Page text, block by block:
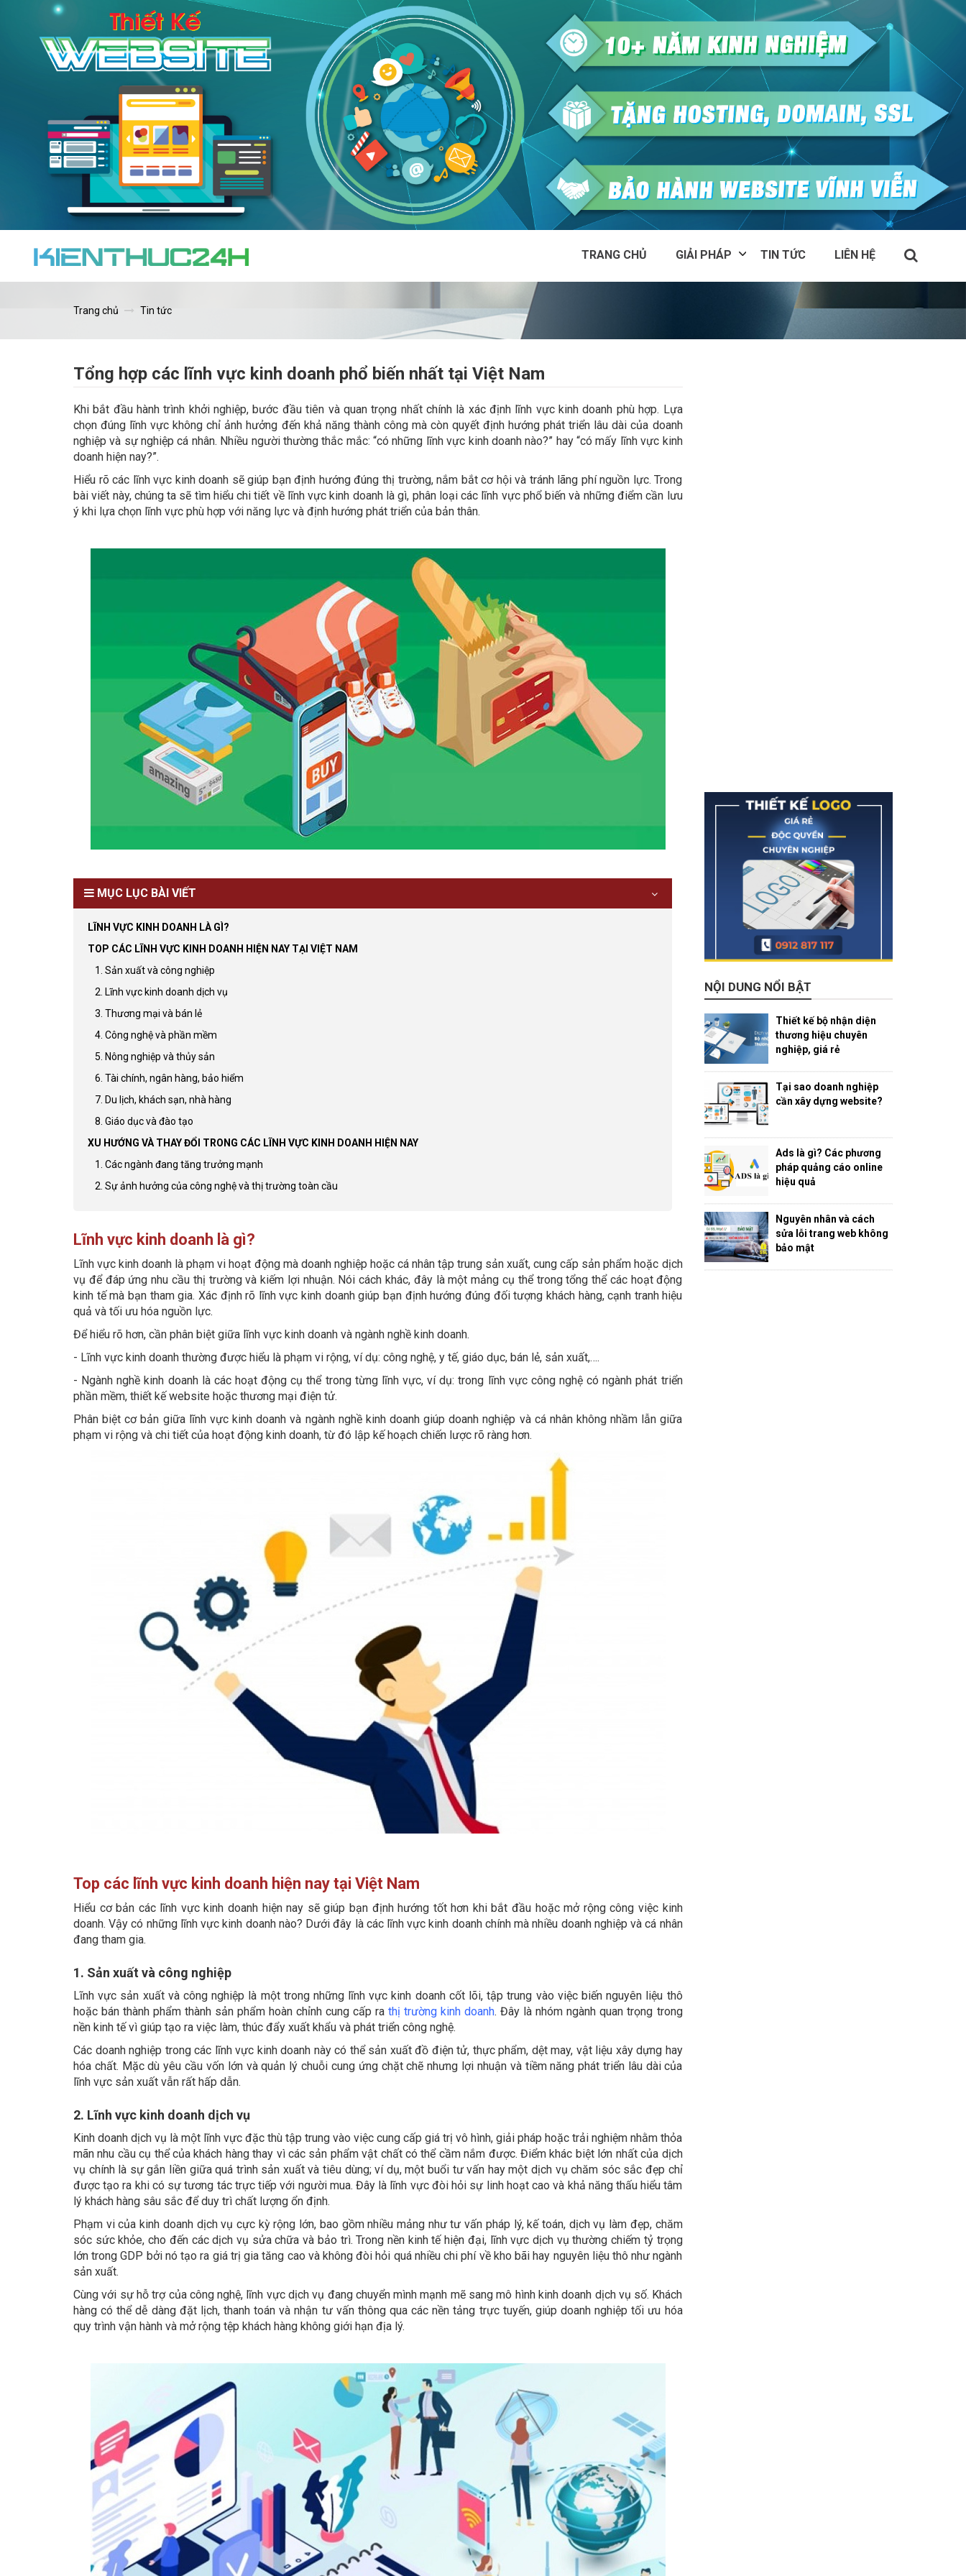
TRANG CHỦ GIẢI PHÁP TIN TỨC LIÊN HỆ
Trang chủ Tin tức
Tổng hợp các lĩnh vực kinh doanh phổ biến nhất tại Việt Nam
Khi bắt đầu hành trình khởi nghiệp, bước đầu tiên và quan trọng nhất chính là xác định lĩnh vực kinh doanh phù hợp. Lựa
chọn đúng lĩnh vực không chỉ ảnh hưởng đến khả năng thành công mà còn quyết định hướng phát triển lâu dài của doanh
nghiệp và sự nghiệp cá nhân. Nhiều người thường thắc mắc: “có những lĩnh vực kinh doanh nào?” hay “có mấy lĩnh vực kinh
doanh hiện nay?”.
Hiểu rõ các lĩnh vực kinh doanh sẽ giúp bạn định hướng đúng thị trường, nắm bắt cơ hội và tránh lãng phí nguồn lực. Trong
bài viết này, chúng ta sẽ tìm hiểu chi tiết về lĩnh vực kinh doanh là gì, phân loại các lĩnh vực phổ biến và những điểm cần lưu
ý khi lựa chọn lĩnh vực phù hợp với năng lực và định hướng phát triển của bản thân.
MỤC LỤC BÀI VIẾT
LĨNH VỰC KINH DOANH LÀ GÌ?
TOP CÁC LĨNH VỰC KINH DOANH HIỆN NAY TẠI VIỆT NAM
1. Sản xuất và công nghiệp
2. Lĩnh vực kinh doanh dịch vụ
3. Thương mại và bán lẻ
4. Công nghệ và phần mềm
5. Nông nghiệp và thủy sản
6. Tài chính, ngân hàng, bảo hiểm
7. Du lịch, khách sạn, nhà hàng
8. Giáo dục và đào tạo
XU HƯỚNG VÀ THAY ĐỔI TRONG CÁC LĨNH VỰC KINH DOANH HIỆN NAY
1. Các ngành đang tăng trưởng mạnh
2. Sự ảnh hưởng của công nghệ và thị trường toàn cầu
Lĩnh vực kinh doanh là gì?
Lĩnh vực kinh doanh là phạm vi hoạt động mà doanh nghiệp hoặc cá nhân tập trung sản xuất, cung cấp sản phẩm hoặc dịch
vụ để đáp ứng nhu cầu thị trường và kiếm lợi nhuận. Nói cách khác, đây là một mảng cụ thể trong tổng thể các hoạt động
kinh tế mà bạn tham gia. Xác định rõ lĩnh vực kinh doanh giúp bạn định hướng đúng đối tượng khách hàng, cạnh tranh hiệu
quả và tối ưu hóa nguồn lực.
Để hiểu rõ hơn, cần phân biệt giữa lĩnh vực kinh doanh và ngành nghề kinh doanh.
- Lĩnh vực kinh doanh thường được hiểu là phạm vi rộng, ví dụ: công nghệ, y tế, giáo dục, bán lẻ, sản xuất,….
- Ngành nghề kinh doanh là các hoạt động cụ thể trong từng lĩnh vực, ví dụ: trong lĩnh vực công nghệ có ngành phát triển
phần mềm, thiết kế website hoặc thương mại điện tử.
Phân biệt cơ bản giữa lĩnh vực kinh doanh và ngành nghề kinh doanh giúp doanh nghiệp và cá nhân không nhầm lẫn giữa
phạm vi rộng và chi tiết của hoạt động kinh doanh, từ đó lập kế hoạch chiến lược rõ ràng hơn.
Top các lĩnh vực kinh doanh hiện nay tại Việt Nam
Hiểu cơ bản các lĩnh vực kinh doanh hiện nay sẽ giúp bạn định hướng tốt hơn khi bắt đầu hoặc mở rộng công việc kinh
doanh. Vậy có những lĩnh vực kinh doanh nào? Dưới đây là các lĩnh vực kinh doanh chính mà nhiều doanh nghiệp và cá nhân
đang tham gia.
1. Sản xuất và công nghiệp
Lĩnh vực sản xuất và công nghiệp là một trong những lĩnh vực kinh doanh cốt lõi, tập trung vào việc biến nguyên liệu thô
hoặc bán thành phẩm thành sản phẩm hoàn chỉnh cung cấp rathị trường kinh doanh. Đây là nhóm ngành quan trọng trong
nền kinh tế vì giúp tạo ra việc làm, thúc đẩy xuất khẩu và phát triển công nghệ.
Các doanh nghiệp trong các lĩnh vực kinh doanh này có thể sản xuất đồ điện tử, thực phẩm, dệt may, vật liệu xây dựng hay
hóa chất. Mặc dù yêu cầu vốn lớn và quản lý chuỗi cung ứng chặt chẽ nhưng lợi nhuận và tiềm năng phát triển lâu dài của
lĩnh vực sản xuất vẫn rất hấp dẫn.
2. Lĩnh vực kinh doanh dịch vụ
Kinh doanh dịch vụ là một lĩnh vực đặc thù tập trung vào việc cung cấp giá trị vô hình, giải pháp hoặc trải nghiệm nhằm thỏa
mãn nhu cầu cụ thể của khách hàng thay vì các sản phẩm vật chất có thể cầm nắm được. Điểm khác biệt lớn nhất của dịch
vụ chính là sự gắn liền giữa quá trình sản xuất và tiêu dùng; ví dụ, một buổi tư vấn hay một dịch vụ chăm sóc sắc đẹp chỉ
được tạo ra khi có sự tương tác trực tiếp với người mua. Đây là lĩnh vực đòi hỏi sự linh hoạt cao và khả năng thấu hiểu tâm
lý khách hàng sâu sắc để duy trì chất lượng ổn định.
Phạm vi của kinh doanh dịch vụ cực kỳ rộng lớn, bao gồm nhiều mảng như tư vấn pháp lý, kế toán, dịch vụ làm đẹp, chăm
sóc sức khỏe, cho đến các dịch vụ sửa chữa và bảo trì. Trong nền kinh tế hiện đại, lĩnh vực dịch vụ thường chiếm tỷ trọng
lớn trong GDP bởi nó tạo ra giá trị gia tăng cao và không đòi hỏi quá nhiều chi phí về kho bãi hay nguyên liệu thô như ngành
sản xuất.
Cùng với sự hỗ trợ của công nghệ, lĩnh vực dịch vụ đang chuyển mình mạnh mẽ sang mô hình kinh doanh dịch vụ số. Khách
hàng có thể dễ dàng đặt lịch, thanh toán và nhận tư vấn thông qua các nền tảng trực tuyến, giúp doanh nghiệp tối ưu hóa
quy trình vận hành và mở rộng tệp khách hàng không giới hạn địa lý.
NỘI DUNG NỔI BẬT
Thiết kế bộ nhận diện
thương hiệu chuyên
nghiệp, giá rẻ
Tại sao doanh nghiệp
cần xây dựng website?
Ads là gì? Các phương
pháp quảng cáo online
hiệu quả
Nguyên nhân và cách
sửa lỗi trang web không
bảo mật